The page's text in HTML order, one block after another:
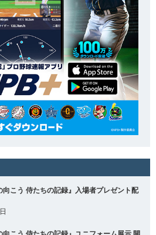
向こう 侍たちの記録』入場者プレゼント配